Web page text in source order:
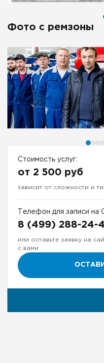
Фото с ремзоны
Стоимость услуг:
от 2 500 руб
зависит от сложности и
Телефон для записи на
8 (499) 288-24-
или оставьте заявку на
с вами